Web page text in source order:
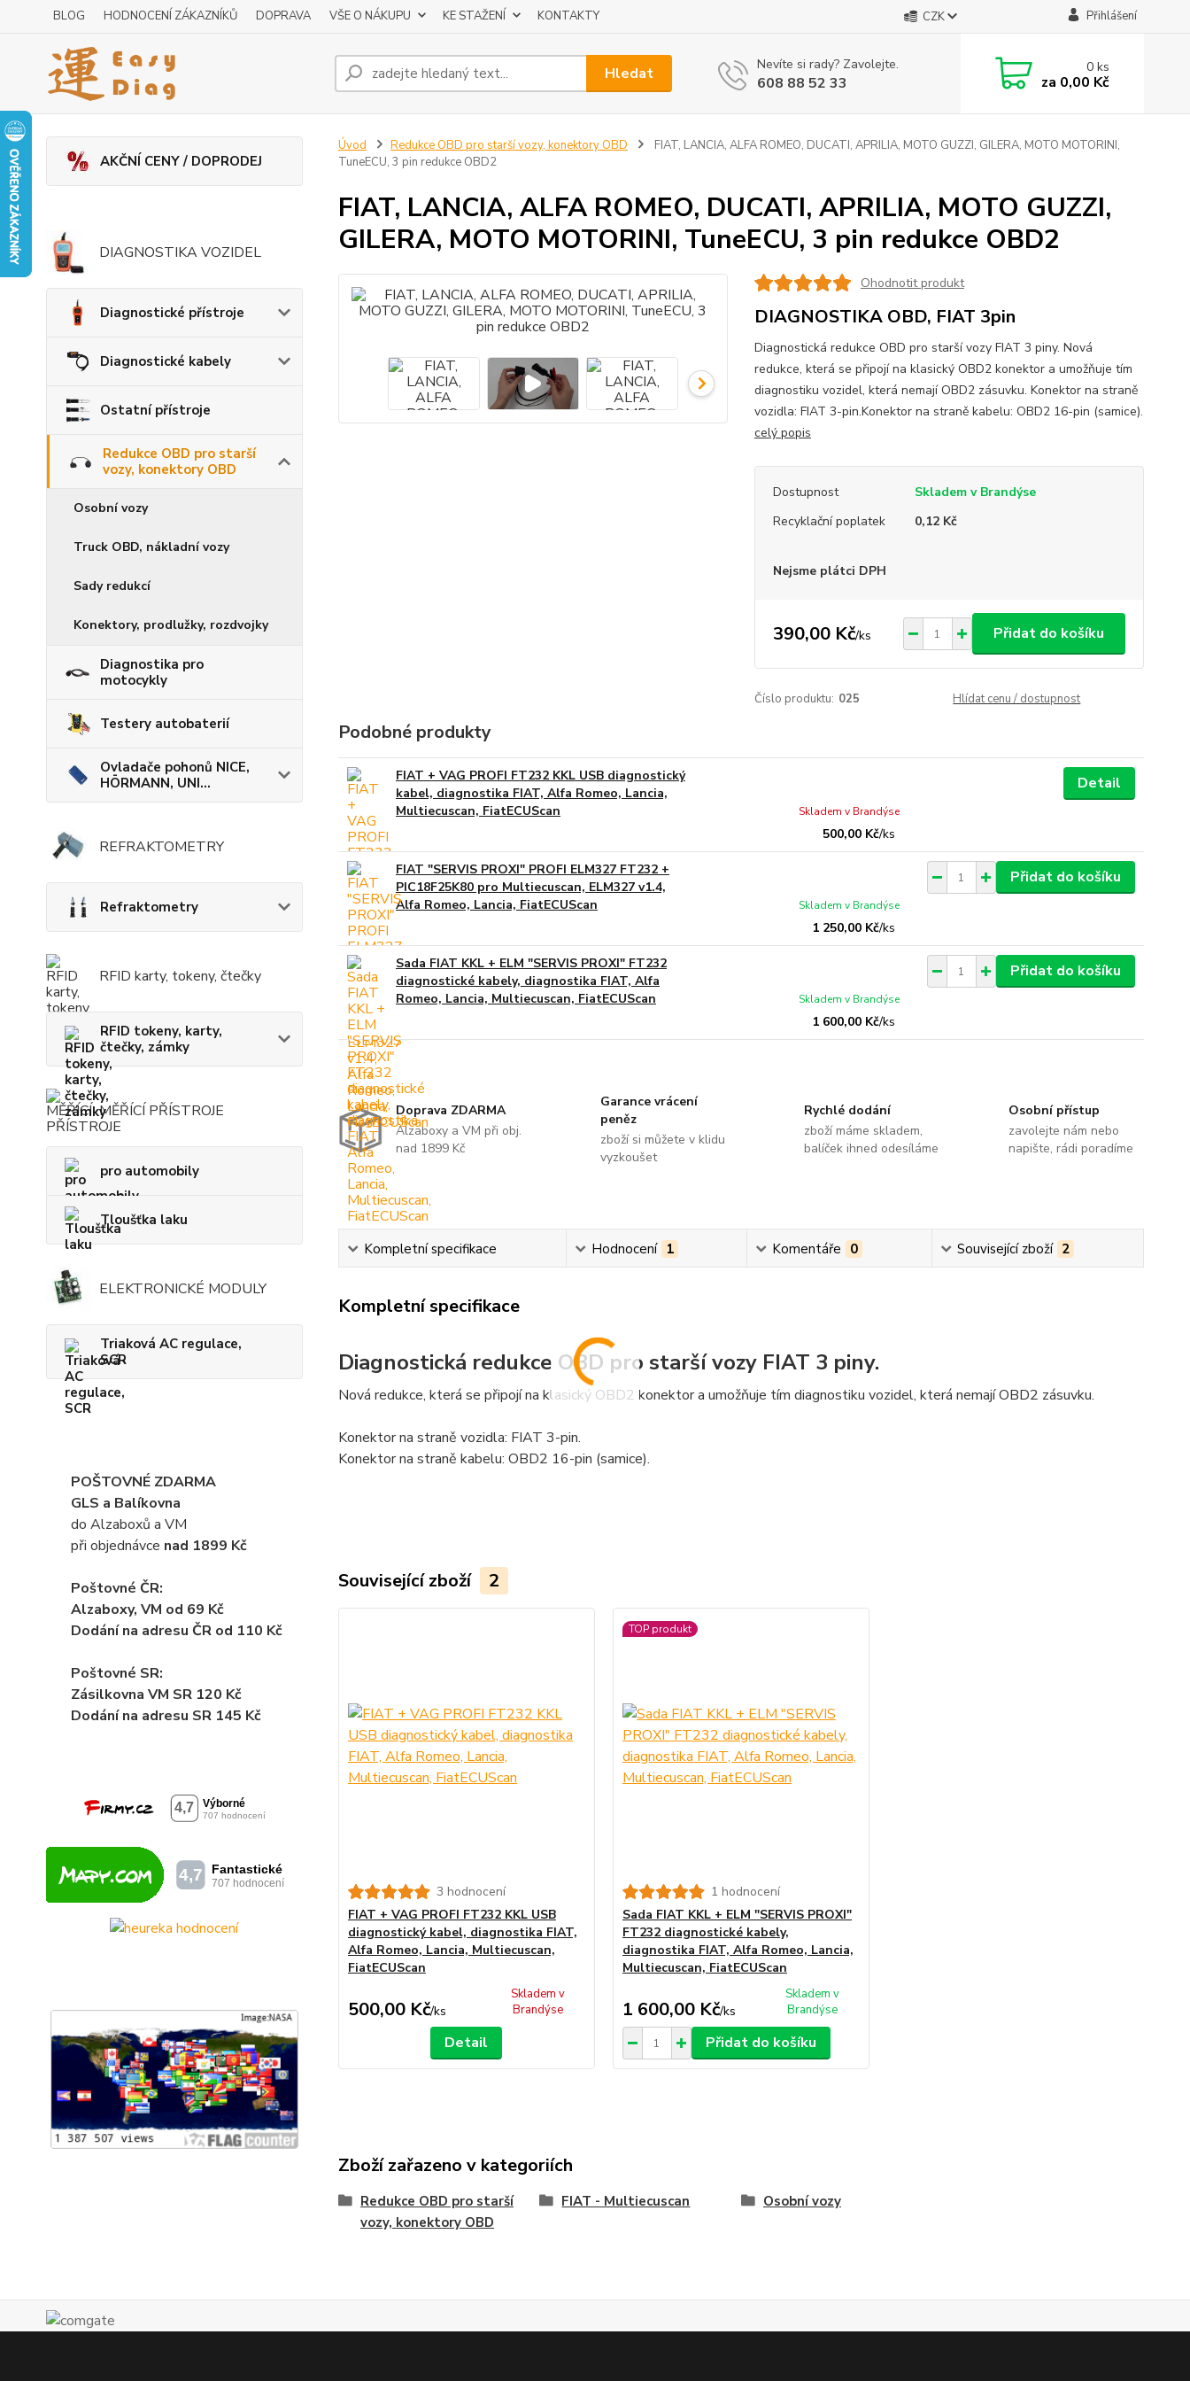
BLOG HODNOCENÍ ZÁKAZNÍKŮ DOPRAVA VŠE O NÁKUPU KE STAŽENÍ KONTAKTY CZK Přihlášení
Hledat Nevíte si rady? Zavolejte.
608 88 52 33
0ks
za 0,00 Kč
AKČNÍ CENY / DOPRODEJ
DIAGNOSTIKA VOZIDEL
Diagnostické přístroje
Diagnostické kabely
Ostatní přístroje
Redukce OBD pro starší
vozy, konektory OBD
Osobní vozy
Truck OBD, nákladní vozy
Sady redukcí
Konektory, prodlužky, rozdvojky
Diagnostika pro
motocykly
Testery autobaterií
Ovladače pohonů NICE,
HÖRMANN, UNI...
REFRAKTOMETRY
Refraktometry
RFID karty, tokeny, čtečky
RFID tokeny, karty,
čtečky, zámky
MĚŘÍCÍ PŘÍSTROJE
pro automobily
Tloušťka laku
ELEKTRONICKÉ MODULY
Triaková AC regulace,
SCR
POŠTOVNÉ ZDARMA
GLS a Balíkovna
do Alzaboxů a VM
při objednávce nad 1899 Kč
Poštovné ČR:
Alzaboxy, VM od 69 Kč
Dodání na adresu ČR od 110 Kč
Poštovné SR:
Zásilkovna VM SR 120 Kč
Dodánína adresu SR 145 Kč
Úvod Redukce OBD pro starší vozy, konektory OBD
FIAT, LANCIA, ALFA ROMEO, DUCATI, APRILIA, MOTO GUZZI, GILERA, MOTO MOTORINI,
TuneECU, 3 pin redukce OBD2
FIAT, LANCIA, ALFA ROMEO, DUCATI, APRILIA, MOTO GUZZI,
GILERA, MOTO MOTORINI, TuneECU, 3 pin redukce OBD2
Ohodnotit produkt
DIAGNOSTIKA OBD, FIAT 3pin
Diagnostická redukce OBD pro starší vozy FIAT 3 piny. Nová
redukce, která se připojí na klasický OBD2 konektor a umožňuje tím
diagnostiku vozidel, která nemají OBD2 zásuvku. Konektor na straně
vozidla: FIAT 3-pin.Konektor na straně kabelu: OBD2 16-pin (samice).
celý popis
Dostupnost
Skladem v Brandýse
Recyklační poplatek
0,12 Kč
Nejsme plátci DPH
390,00 Kč/ks Přidat do košíku
Číslo produktu: 025 Hlídat cenu / dostupnost
Podobné produkty
FIAT + VAG PROFI FT232 KKL USB diagnostický
kabel, diagnostika FIAT, Alfa Romeo, Lancia,
Multiecuscan, FiatECUScan
500,00 Kč/ks
Skladem v Brandýse
Detail
FIAT "SERVIS PROXI" PROFI ELM327 FT232 +
PIC18F25K80 pro Multiecuscan, ELM327 v1.4,
Alfa Romeo, Lancia, FiatECUScan
1 250,00 Kč/ks
Skladem v Brandýse
Přidat do košíku
Sada FIAT KKL + ELM "SERVIS PROXI" FT232
diagnostické kabely, diagnostika FIAT, Alfa
Romeo, Lancia, Multiecuscan, FiatECUScan
1 600,00 Kč/ks
Skladem v Brandýse
Přidat do košíku
Doprava ZDARMA
Alzaboxy a VM při obj.
nad 1899 Kč
Garance vrácení
peněz
zboží si můžete v klidu
vyzkoušet
Rychlé dodání
zboží máme skladem,
balíček ihned odesíláme
Osobní přístup
zavolejte nám nebo
napište, rádi poradíme
Kompletní specifikace Hodnocení 1 Komentáře 0 Související zboží 2
Kompletní specifikace
Diagnostická redukce OBD pro starší vozy FIAT 3 piny.
Nová redukce, která se připojí na klasický OBD2 konektor a umožňuje tím diagnostiku vozidel, která nemají OBD2 zásuvku.
Konektor na straně vozidla: FIAT 3-pin.
Konektor na straně kabelu: OBD2 16-pin (samice).
Související zboží 2
3 hodnocení
FIAT + VAG PROFI FT232 KKL USB
diagnostický kabel, diagnostika FIAT,
Alfa Romeo, Lancia, Multiecuscan,
FiatECUScan
500,00 Kč/ks
Skladem v
Brandýse
Detail
TOP produkt
1 hodnocení
Sada FIAT KKL + ELM "SERVIS PROXI"
FT232 diagnostické kabely,
diagnostika FIAT, Alfa Romeo, Lancia,
Multiecuscan, FiatECUScan
1 600,00 Kč/ks
Skladem v
Brandýse
Přidat do košíku
Zboží zařazeno v kategoriích
Redukce OBD pro starší
vozy, konektory OBD
FIAT - Multiecuscan Osobní vozy